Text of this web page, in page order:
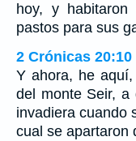
hoy, y
pastos para sus
2 Crónicas 20:10
Y ahora, he
del monte Seir, a
invadiera cuando
cual se apartaron